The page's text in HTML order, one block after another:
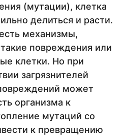
(мутации), клетка
делиться и расти.
механизмы,
повреждения или
клетки. Но при
загрязнителей
может
организма к
мутаций со
к превращению